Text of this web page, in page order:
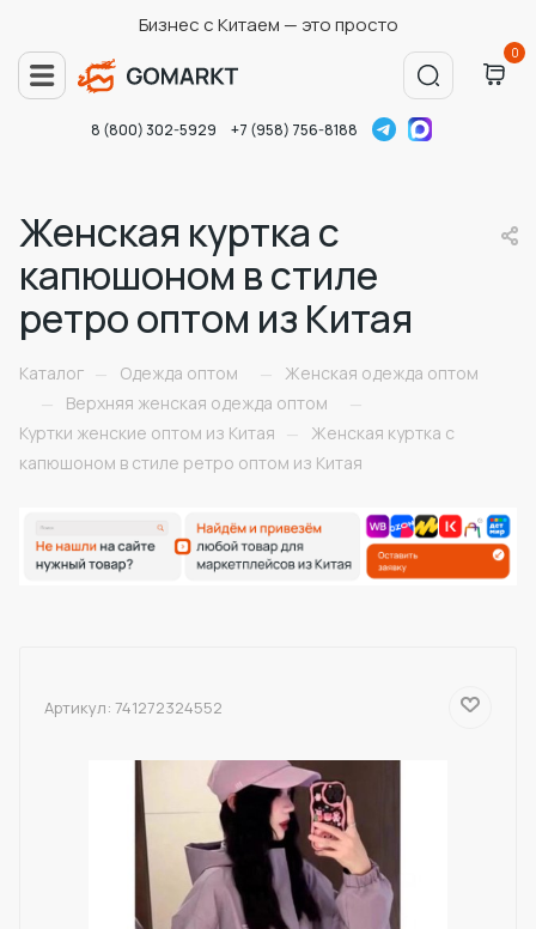
Бизнес с Китаем — это просто
0
8 (800) 302-5929 +7 (958) 756-8188
Женская куртка с
капюшоном в стиле
ретро оптом из Китая
Каталог — Одежда оптом —
Женская одежда оптом
—
Верхняя женская одежда оптом
—
Куртки женские оптом из Китая —
Женская куртка с
капюшоном в стиле ретро оптом из Китая
Артикул: 741272324552